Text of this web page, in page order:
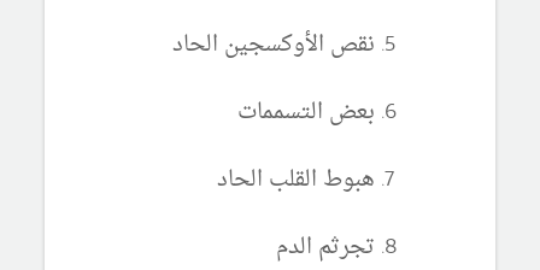
نقص الأوكسجين الحاد
بعض التسممات
هبوط القلب الحاد
تجرثم الدم